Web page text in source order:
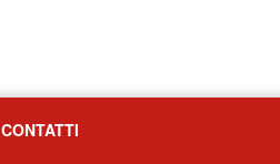
CONTATTI